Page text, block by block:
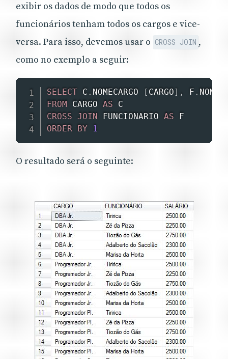
exibir os dados de modo que todos os
funcionários tenham todos os cargos e vice-
versa. Para isso, devemos usar o CROSS JOIN ,
como no exemplo a seguir:
SELECT C . NOMECARGO [ CARGO] , F .
FROM CARGO AS
CROSS JOIN FUNCIONARIO AS
ORDER
BY 1
O resultado será o seguinte: